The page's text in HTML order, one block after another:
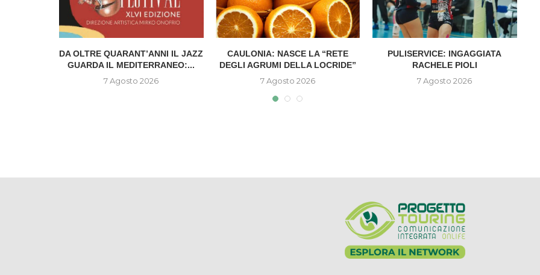
DA OLTRE QUARANT’ANNI IL JAZZ
GUARDA IL MEDITERRANEO:...
7 Agosto 2026
CAULONIA: NASCE LA “RETE
DEGLI AGRUMI DELLA LOCRIDE”
7 Agosto 2026
PULISERVICE: INGAGGIATA
RACHELE PIOLI
7 Agosto 2026